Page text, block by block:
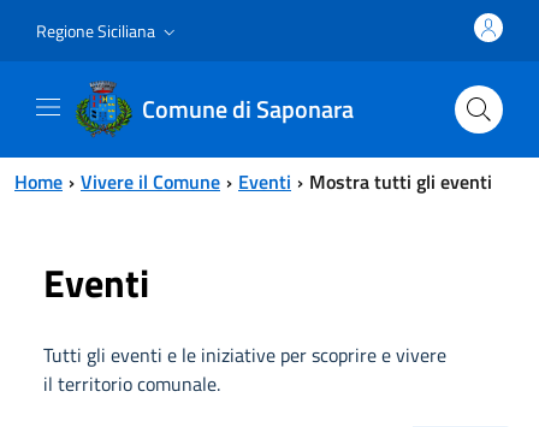
Regione Siciliana
Comune di Saponara
Home Vivere il Comune Eventi Mostra tutti gli eventi
Eventi
Tutti gli eventi e le iniziative per scoprire e vivere
il territorio comunale.